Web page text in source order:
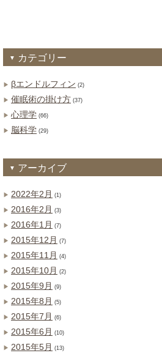
カテゴリー
βエンドルフィン (2)
催眠術の掛け方 (37)
心理学 (66)
脳科学 (29)
アーカイブ
2022年2月 (1)
2016年2月 (3)
2016年1月 (7)
2015年12月 (7)
2015年11月 (4)
2015年10月 (2)
2015年9月 (9)
2015年8月 (5)
2015年7月 (6)
2015年6月 (10)
2015年5月 (13)